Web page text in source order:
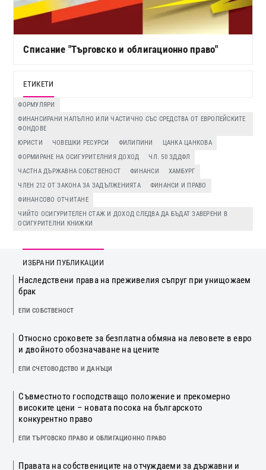
Списание "Търговско и облигационно право"
ЕТИКЕТИ
ФОРМУЛЯРИ
ФИНАНСИРАНИ НАПЪЛНО ИЛИ ЧАСТИЧНО СЪС СРЕДСТВА ОТ ЕВРОПЕЙСКИТЕ
ФОНДОВЕ
ЮРИСТИ
ЧОВЕШКИ РЕСУРСИ ФИЛИПИНИ
ЦАНКА ЦАНКОВА
ФОРМИРАНЕ НА ОСИГУРИТЕЛНИЯ ДОХОД
ЧЛ. 50 ЗДДФЛ
ЧАСТНА ДЪРЖАВНА СОБСТВЕНОСТ
ФИНАНСИ
ХАМБУРГ
ЧЛЕН 212 ОТ ЗАКОНА ЗА ЗАДЪЛЖЕНИЯТА
ФИНАНСИ И ПРАВО
ФИНАНСОВО ОТЧИТАНЕ
ЧИЙТО ОСИГУРИТЕЛЕН СТАЖ И ДОХОД СЛЕДВА ДА БЪДАТ ЗАВЕРЕНИ В
ОСИГУРИТЕЛНИ КНИЖКИ
ИЗБРАНИ ПУБЛИКАЦИИ
Наследствени права на преживелия съпруг при унищожаем
брак
ЕПИ СОБСТВЕНОСТ
Относно сроковете за безплатна обмяна на левовете в евро
и двойното обозначаване на цените
ЕПИ СЧЕТОВОДСТВО И ДАНЪЦИ
Съвместното господстващо положение и прекомерно
високите цени – новата посока на българското
конкурентно право
ЕПИ ТЪРГОВСКО ПРАВО И ОБЛИГАЦИОННО ПРАВО
Правата на собствениците на отчуждаеми за държавни и